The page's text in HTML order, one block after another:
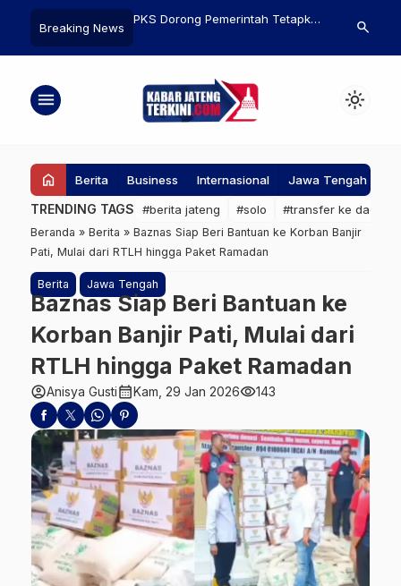
Breaking News
Program Rabu Pon
PKS Dorong Pemerintah Tetapkan
Bandang dan Longsor di
Imbau Tidak
search
menu light_mode
home Berita Business Internasional Jawa Tengah
TRENDING TAGS #berita jateng #solo #transfer ke daerah
Beranda » Berita » Baznas Siap Beri Bantuan ke Korban Banjir
Pati, Mulai dari RTLH hingga Paket Ramadan
Berita Jawa Tengah
Baznas Siap Beri Bantuan ke
Korban Banjir Pati, Mulai dari
RTLH hingga Paket Ramadan
account_circleAnisya Gusticalendar_monthKam, 29 Jan 2026visibility143